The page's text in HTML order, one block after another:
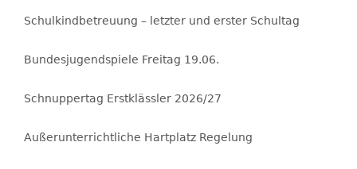
Schulkindbetreuung – letzter und erster Schultag
Bundesjugendspiele Freitag 19.06.
Schnuppertag Erstklässler 2026/27
Außerunterrichtliche Hartplatz Regelung